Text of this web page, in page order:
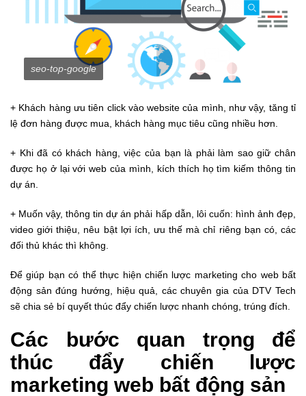
seo-top-google
+ Khách hàng ưu tiên click vào website của mình, như vậy, tăng tỉ
lệ đơn hàng được mua, khách hàng mục tiêu cũng nhiều hơn.
+ Khi đã có khách hàng, việc của bạn là phải làm sao giữ chân
được họ ở lại với web của mình, kích thích họ tìm kiếm thông tin
dự án.
+ Muốn vậy, thông tin dự án phải hấp dẫn, lôi cuốn: hình ảnh đẹp,
video giới thiệu, nêu bật lợi ích, ưu thế mà chỉ riêng bạn có, các
đối thủ khác thì không.
Để giúp bạn có thể thực hiện chiến lược marketing cho web bất
động sản đúng hướng, hiệu quả, các chuyên gia của DTV Tech
sẽ chia sẻ bí quyết thúc đẩy chiến lược nhanh chóng, trúng đích.
Các bước quan trọng để
thúc đẩy chiến lược
marketing web bất động sản